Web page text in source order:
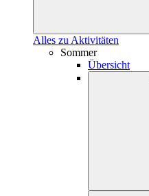
Alles zu Aktivitäten
Sommer
Übersicht